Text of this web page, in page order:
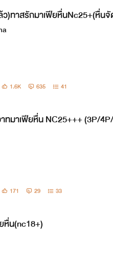
)ทาสรักมาเฟียหื่นNc25+(หื่นจั
เศษ
1.6K 635 41
ทมาเฟียหื่น NC25+++ (3P/
171 29 33
หื่น(nc18+)